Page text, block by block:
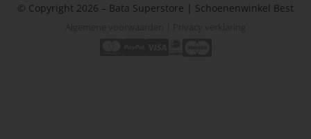
© Copyright 2026 – Bata Superstore | Schoenenwinkel Best